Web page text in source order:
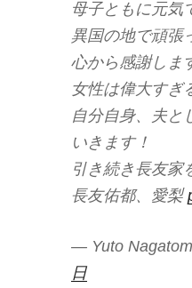
笑
い
ピ
ン
芸
人”
の
母子ともに元気
異国の地で頑張
心から感謝しま
女性は偉大すぎ
自分自身、夫と
いきます！
引き続き長友家
長友佑都、愛梨
— Yuto
日